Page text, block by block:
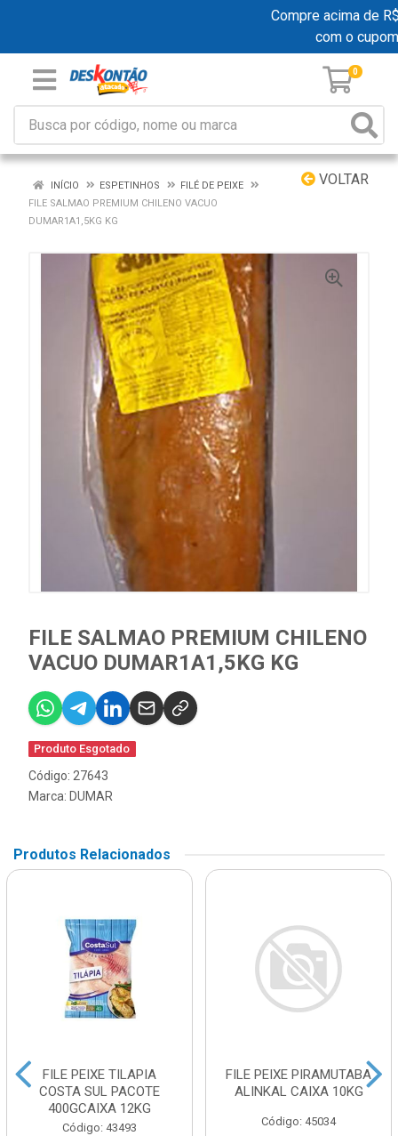
Compre acima de
com o cupom
0
VOLTAR
INÍCIO ESPETINHOS
FILÉ DE PEIXE
FILE SALMAO PREMIUM CHILENO VACUO
DUMAR1A1,5KG KG
FILE SALMAO PREMIUM CHILENO
VACUO DUMAR1A1,5KG KG
Produto Esgotado
Código: 27643
Marca: DUMAR
Produtos Relacionados
FILE PEIXE TILAPIA
COSTA SUL PACOTE
400GCAIXA 12KG
Código: 43493
FILE PEIXE PIRAMUTABA
ALINKAL CAIXA 10KG
Código: 45034